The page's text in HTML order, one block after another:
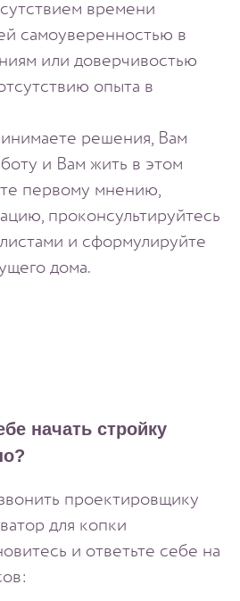
времени
самоуверенностью в
или доверчивостью
опыта в
решения, Вам
и Вам жить в этом
первому мнению,
проконсультируйтесь
и сформулируйте
дома.
начать стройку
проектировщику
для копки
и ответьте себе на